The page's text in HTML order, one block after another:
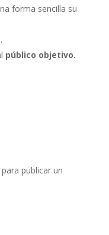
forma sencilla su
público objetivo.
para publicar un